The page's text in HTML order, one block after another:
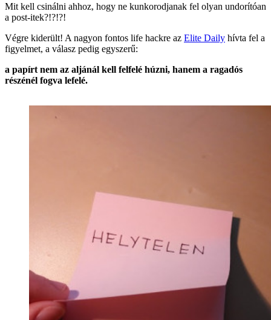
Mit kell csinálni ahhoz, hogy ne kunkorodjanak fel olyan undorítóan
a post-itek?!?!?!
Végre kiderült! A nagyon fontos life hackre az Elite Daily hívta fel a
figyelmet, a válasz pedig egyszerű:
a papírt nem az aljánál kell felfelé húzni, hanem a ragadós
részénél fogva lefelé.